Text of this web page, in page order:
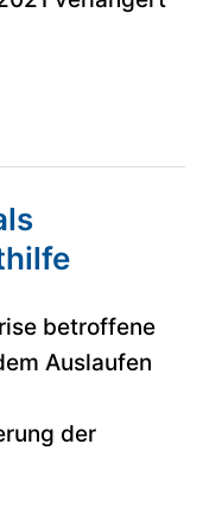
betroffene
Auslaufen
der